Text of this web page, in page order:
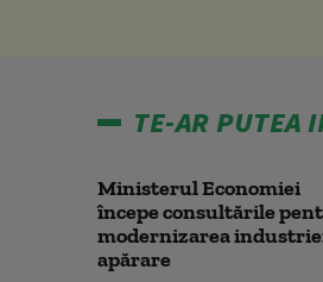
TE-AR PUTEA
Ministerul Economiei
începe consultările
modernizarea
apărare